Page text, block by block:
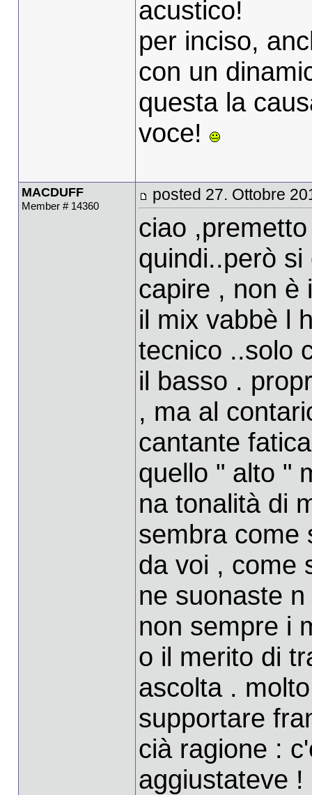
acustico!
per inciso,
con un
questa la
voce!
MACDUFF
Member # 14360
posted 27. Ottobre
ciao
quindi..però
capire , non è
il mix vabbè l
tecnico ..solo
il basso .
, ma al
cantante
quello " alto "
na tonalità di
sembra come
da voi , come
ne suonaste
non sempre i
o il merito di
ascolta .
supportare
cià ragione :
aggiustateve !